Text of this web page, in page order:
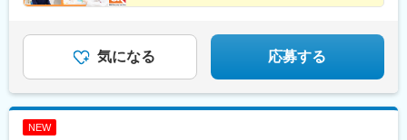
橋本町駅、銀座一丁目駅、田町駅(東京都)、上板橋駅、浅草駅(Ｔ
丘駅、雑色駅、小竹向原駅、椎名町駅、本蓮沼駅、東陽町駅、梅
屋敷駅(東京都)、十条駅(東京都)、西大島駅、代々木八幡駅、鷺ノ
宮駅、足立小台駅、亀戸水神駅、大師前駅、高田馬場駅、成城学
気になる 応募する
NEW